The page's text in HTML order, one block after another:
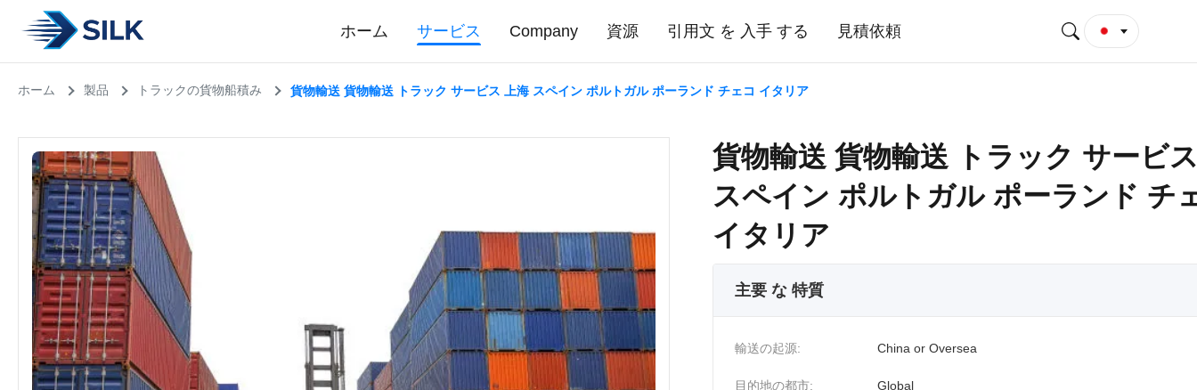
ホーム サービス Company 資源 引用文 を 入手 する 見積依頼
ホーム 製品 トラックの貨物船積み 貨物輸送 貨物輸送 トラック サービス 上海 スペイン ポルトガル ポーランド チェコ イタリア
貨物輸送 貨物輸送 トラック サービ
スペイン ポルトガル ポーランド チ
イタリア
主要 な 特質
輸送の起源: China or Oversea
目的地の都市: Global